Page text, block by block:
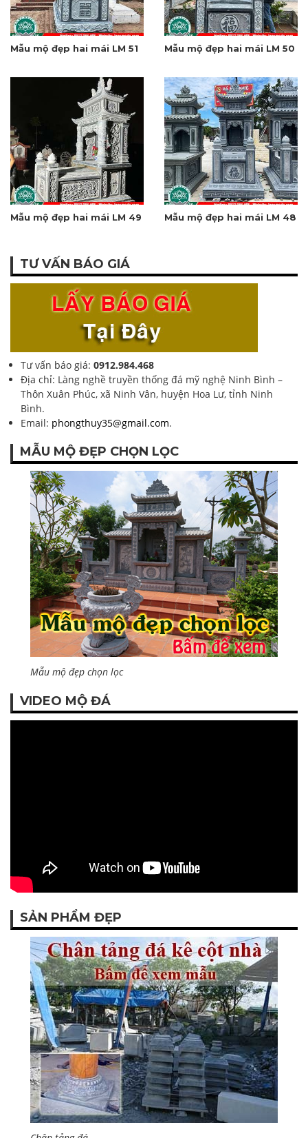
Mẫu mộ đẹp hai mái LM 51 Mẫu mộ đẹp hai mái LM 50
Mẫu mộ đẹp hai mái LM 49 Mẫu mộ đẹp hai mái LM 48
TƯ VẤN BÁO GIÁ
Tư vấn báo giá: 0912.984.468
Địa chỉ: Làng nghề truyền thống đá mỹ nghệ Ninh Bình –
Thôn Xuân Phúc, xã Ninh Vân, huyện Hoa Lư, tỉnh Ninh
Bình.
Email: phongthuy35@gmail.com.
MẪU MỘ ĐẸP CHỌN LỌC
Mẫu mộ đẹp chọn lọc
VIDEO MỘ ĐÁ
SẢN PHẨM ĐẸP